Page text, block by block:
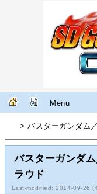
Menu
> バスターガンダム
バスターガンダ
ラウド
Last-modified: 2014-09-26 (